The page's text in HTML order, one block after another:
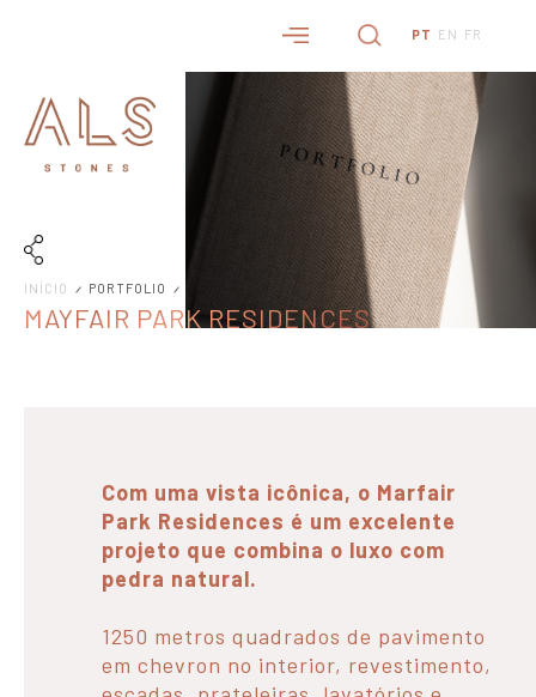
PT EN FR
INÍCIO PORTFOLIO
MAYFAIR PARK RESIDENCES
Com uma vista icônica, o Marfair
Park Residences é um excelente
projeto que combina o luxo com
pedra natural.
1250 metros quadrados de pavimento
em chevron no interior, revestimento,